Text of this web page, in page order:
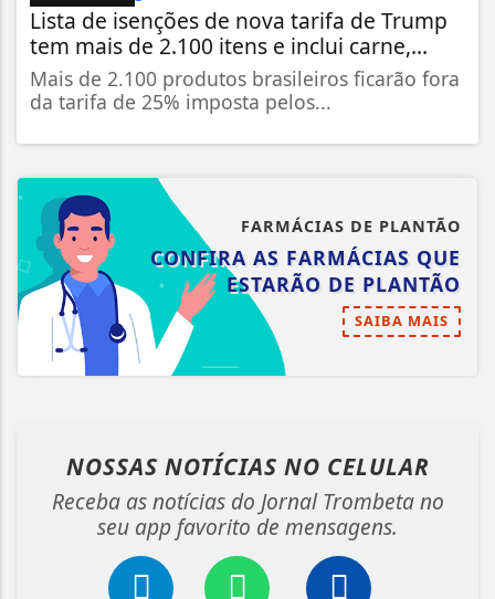
Lista de isenções de nova tarifa de Trump
tem mais de 2.100 itens e inclui carne,...
Mais de 2.100 produtos brasileiros ficarão fora
da tarifa de 25% imposta pelos...
FARMÁCIAS DE PLANTÃO
CONFIRA AS FARMÁCIAS QUE
ESTARÃO DE PLANTÃO
SAIBA MAIS
NOSSAS NOTÍCIAS NO CELULAR
Receba as notícias do Jornal Trombeta no
seu app favorito de mensagens.